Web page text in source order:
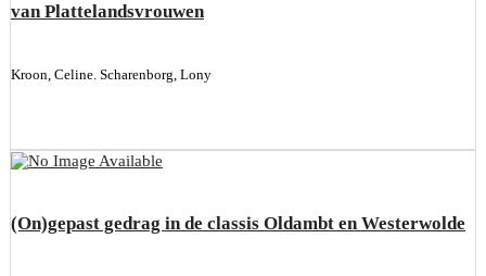
van Plattelandsvrouwen
Kroon, Celine. Scharenborg, Lony
(On)gepast gedrag in de classis Oldambt en Westerwolde